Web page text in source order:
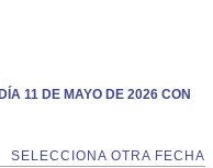
11 DE MAYO DE 2026 CON
SELECCIONA OTRA FECHA